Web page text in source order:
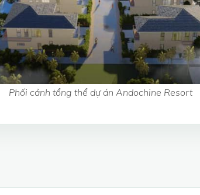
Phối cảnh tổng thể dự án Andochine Resort